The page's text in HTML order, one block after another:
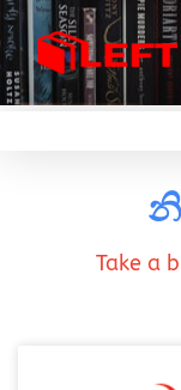
Take a